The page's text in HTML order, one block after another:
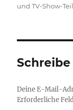
und TV-Show-
Deine E-Mail-
Erforderliche